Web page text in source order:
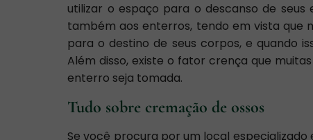
utilizar o espaço para o descanso de
também aos enterros, tendo em vista que
para o destino de seus corpos, e quando
Além disso, existe o fator crença que
enterro seja tomada.
Tudo sobre cremação de ossos
Se você procura por um local